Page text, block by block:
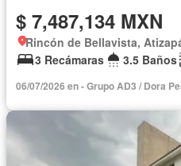
$ 7,487,134 MXN
Rincón de Bellavista,
3 Recámaras
3.5 Baños
06/07/2026 en - Grupo AD3 / Dora